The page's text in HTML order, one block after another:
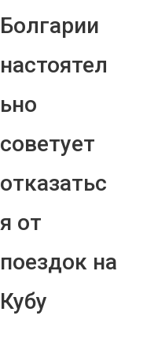
Болгарии
настоятел
ьно
советует
отказатьс
я от
поездок на
Кубу